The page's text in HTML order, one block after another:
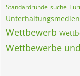
Standardrunde suche
Unterhaltungsmedien
Wettbewerb
Wettbewerbe